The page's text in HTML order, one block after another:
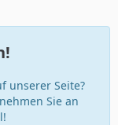
unserer Seite?
Sie an